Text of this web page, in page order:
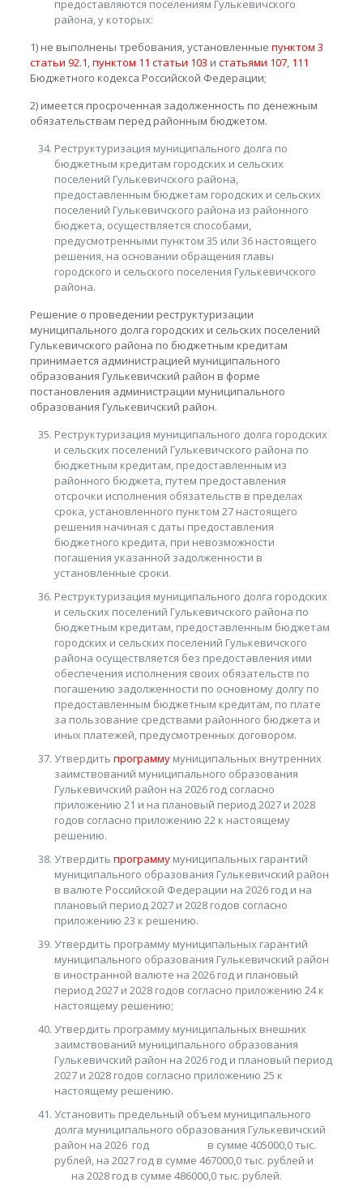
предоставляются поселениям Гулькевичского
района, у которых:
1) не выполнены требования, установленные пунктом 3
статьи 92.1,пунктом 11 статьи 103 и статьями 107, 111
Бюджетного кодекса Российской Федерации;
2) имеется просроченная задолженность по денежным
обязательствам перед районным бюджетом.
Реструктуризация муниципального долга по
бюджетным кредитам городских и сельских
поселений Гулькевичского района,
предоставленным бюджетам городских и сельских
поселений Гулькевичского района из районного
бюджета, осуществляется способами,
предусмотренными пунктом 35 или 36 настоящего
решения, на основании обращения главы
городского и сельского поселения Гулькевичского
района.
Решение о проведении реструктуризации
муниципального долга городских и сельских поселений
Гулькевичского района по бюджетным кредитам
принимается администрацией муниципального
образования Гулькевичский район в форме
постановления администрации муниципального
образования Гулькевичский район.
Реструктуризация муниципального долга городских
и сельских поселений Гулькевичского района по
бюджетным кредитам, предоставленным из
районного бюджета, путем предоставления
отсрочки исполнения обязательств в пределах
срока, установленного пунктом 27 настоящего
решения начиная с даты предоставления
бюджетного кредита, при невозможности
погашения указанной задолженности в
установленные сроки.
Реструктуризация муниципального долга городских
и сельских поселений Гулькевичского района по
бюджетным кредитам, предоставленным бюджетам
городских и сельских поселений Гулькевичского
района осуществляется без предоставления ими
обеспечения исполнения своих обязательств по
погашению задолженности по основному долгу по
предоставленным бюджетным кредитам, по плате
за пользование средствами районного бюджета и
иных платежей, предусмотренных договором.
Утвердить программумуниципальных внутренних
заимствований муниципального образования
Гулькевичский район на 2026 год согласно
приложению 21 и на плановый период 2027 и 2028
годов согласно приложению 22 к настоящему
решению.
Утвердить программумуниципальных гарантий
муниципального образования Гулькевичский район
в валюте Российской Федерации на 2026 год и на
плановый период 2027 и 2028 годов согласно
приложению 23 к решению.
Утвердить программу муниципальных гарантий
муниципального образования Гулькевичский район
в иностранной валюте на 2026 год и плановый
период 2027 и 2028 годов согласно приложению 24 к
настоящему решению;
Утвердить программу муниципальных внешних
заимствований муниципального образования
Гулькевичский район на 2026 год и плановый период
2027 и 2028 годов согласно приложению 25 к
настоящему решению.
Установить предельный объем муниципального
долга муниципального образования Гулькевичский
район на 2026 год в сумме 405000,0 тыс.
рублей, на 2027 год в сумме 467000,0 тыс. рублей и
на 2028 год в сумме 486000,0 тыс. рублей.